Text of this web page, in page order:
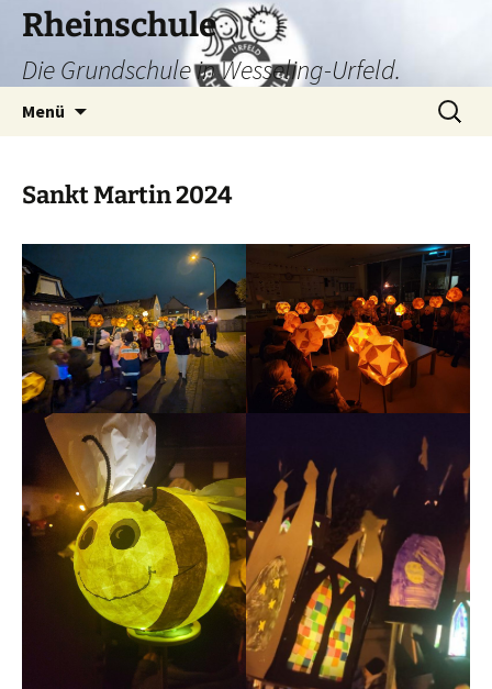
Zum
Inhalt
springen
Rheinschule
Die Grundschule in Wesseling-Urfeld.
Menü
Suchen
nach:
Sankt Martin 2024